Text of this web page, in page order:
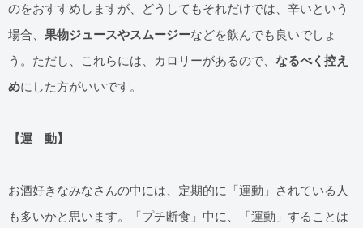
のをおすすめしますが、どうしてもそれだけでは、辛いという
場合、 果物ジュースやスムージーなどを飲んでも良いでしょ
う。ただし、これらには、カロリーがあるので、 なるべく控え
めにした方がいいです。
【運 動】
お酒好きなみなさんの中には、定期的に「運動」されている人
も多いかと思います。「プチ断食」中に、「運動」することは